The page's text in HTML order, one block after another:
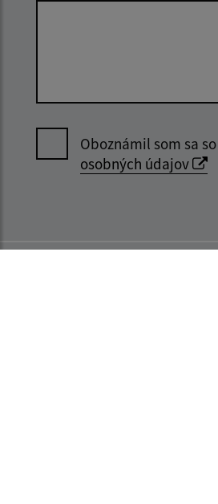
Oboznámil som sa so
osobných údajov